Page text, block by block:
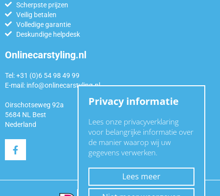
Scherpste prijzen
Veilig betalen
Volledige garantie
Deskundige helpdesk
Onlinecarstyling.nl
Tel: +31 (0)6 54 98 49 99
E-mail: info@onlinecarstyling.nl
Oirschotseweg 92a
5684 NL Best
Nederland
Privacy informatie
Lees onze privacyverklaring
voor belangrijke informatie over
de manier waarop wij uw
gegevens verwerken.
Lees meer